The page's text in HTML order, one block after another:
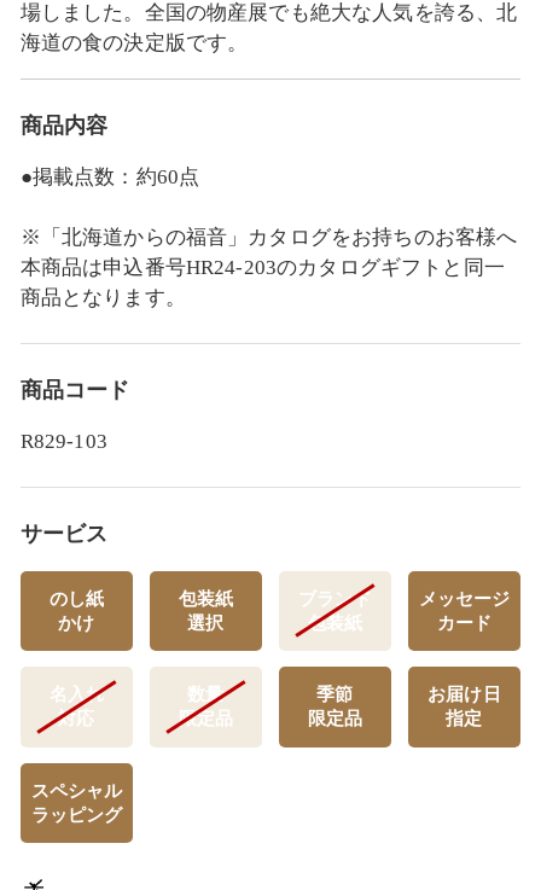
場しました。全国の物産展でも絶大な人気を誇る、北
海道の食の決定版です。
商品内容
●掲載点数：約60点
※「北海道からの福音」カタログをお持ちのお客様へ
本商品は申込番号HR24‐203のカタログギフトと同一
商品となります。
商品コード
R829-103
サービス
のし紙
かけ
包装紙
選択
ブランド
包装紙
メッセージ
カード
名入れ
対応
数量
限定品
季節
限定品
お届け日
指定
スペシャル
ラッピング